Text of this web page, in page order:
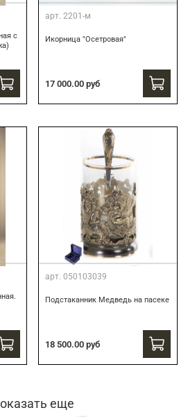
с
арт. 2201-м
Икорница "Осетровая"
17 000.00 руб
арт. 050103039
Подстаканник Медведь на пасеке
18 500.00 руб
еще